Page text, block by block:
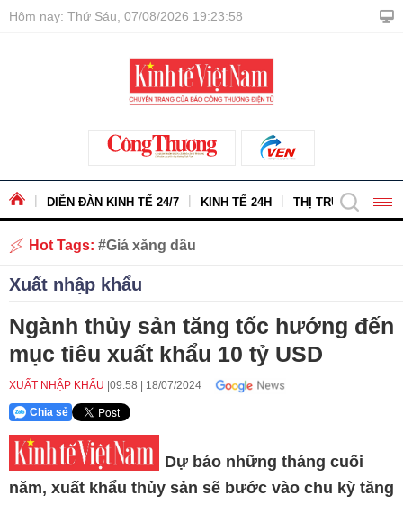
Hôm nay: Thứ Sáu, 07/08/2026 19:23:59
DIỄN ĐÀN KINH TẾ 24/7 KINH TẾ 24H THỊ TRƯỜNG -
Hot Tags: Giá xăng dầu
Xuất nhập khẩu
Ngành thủy sản tăng tốc hướng đến
mục tiêu xuất khẩu 10 tỷ USD
XUẤT NHẬP KHẨU 09:58 18/07/2024
Chia sẻ
Dự báo những tháng cuối
năm, xuất khẩu thủy sản sẽ bước vào chu kỳ tăng